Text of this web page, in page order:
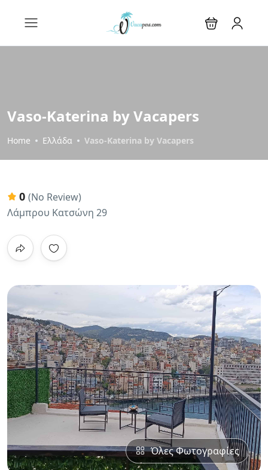
Vaso-Katerina by Vacapers
Home Ελλάδα Vaso-Katerina by Vacapers
0 (No Review)
Λάμπρου Κατσώνη 29
Όλες Φωτογραφίες